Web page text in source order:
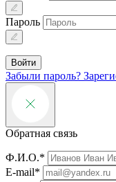
Пароль
Войти
Забыли пароль?
Обратная связь
Ф.И.О.*
E-mail*